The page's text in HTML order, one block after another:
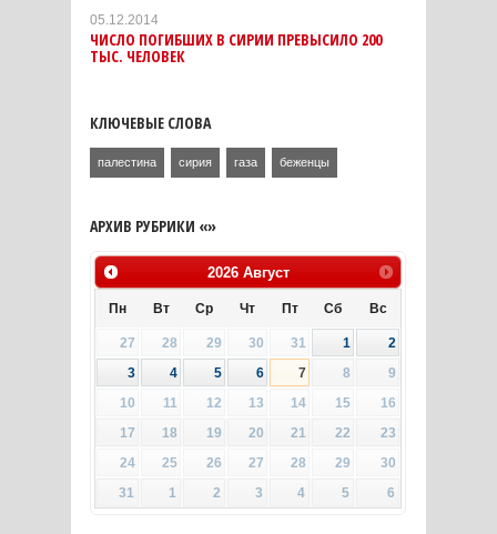
05.12.2014
ЧИСЛО ПОГИБШИХ В СИРИИ ПРЕВЫСИЛО 200
ТЫС. ЧЕЛОВЕК
КЛЮЧЕВЫЕ СЛОВА
палестина сирия газа беженцы
АРХИВ РУБРИКИ «»
2026 Август
Пн Вт Ср Чт Пт Сб Вс
27 28 29 30 31 1
2
3
4 5 6 7 8
9
10
11 12 13 14 15
16
17
18 19 20 21 22
23
24
25 26 27 28 29
30
31
1 2 3 4 5 6